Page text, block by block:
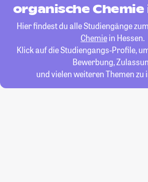
organische Chemie
Hier findest du alle Studiengänge
Chemiein Hessen.
Klick auf die Studiengangs-Profile,
Bewerbung,
und vielen weiteren Themen